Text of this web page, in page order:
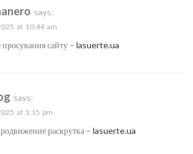
says:
at 10:44 am
просування сайту – lasuerte.ua
says:
at 1:15 pm
раскрутка – lasuerte.ua